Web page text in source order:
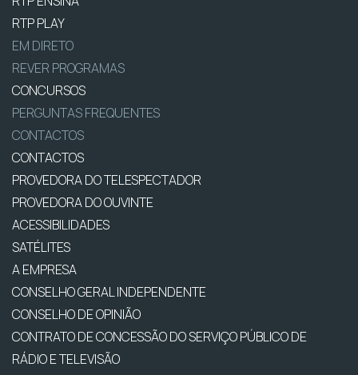
RTP PLAY
EM DIRETO
REVER PROGRAMAS
CONCURSOS
PERGUNTAS FREQUENTES
CONTACTOS
CONTACTOS
PROVEDORA DO TELESPECTADOR
PROVEDORA DO OUVINTE
ACESSIBILIDADES
SATÉLITES
A EMPRESA
CONSELHO GERAL INDEPENDENTE
CONSELHO DE OPINIÃO
CONTRATO DE CONCESSÃO DO SERVIÇO PÚBLICO DE
RÁDIO E TELEVISÃO